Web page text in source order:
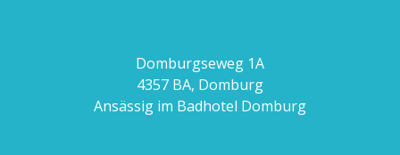
Domburgseweg 1A
4357 BA, Domburg
Ansässig im Badhotel Domburg